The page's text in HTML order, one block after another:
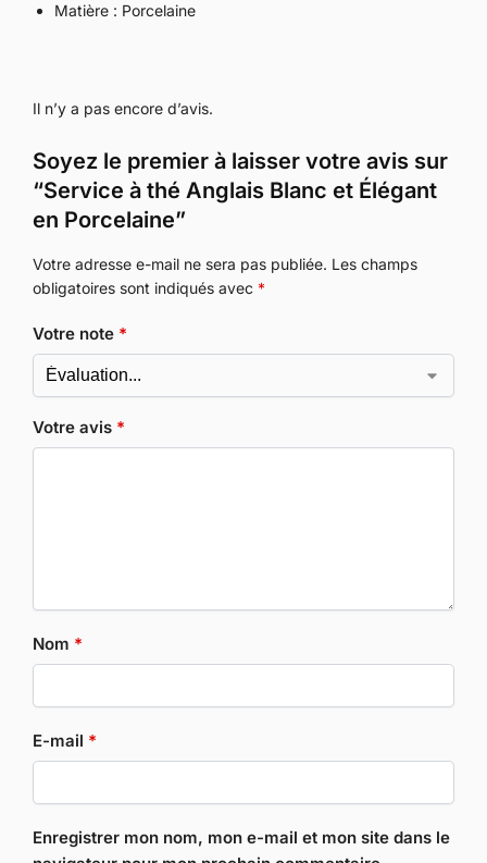
Matière : Porcelaine
Il n’y a pas encore d’avis.
Soyez le premier à laisser votre avis sur
“Service à thé Anglais Blanc et Élégant
en Porcelaine”
Votre adresse e-mail ne sera pas publiée. Les champs
obligatoires sont indiqués avec *
Votre note *
Votre avis *
Nom *
E-mail *
Enregistrer mon nom, mon e-mail et mon site dans le